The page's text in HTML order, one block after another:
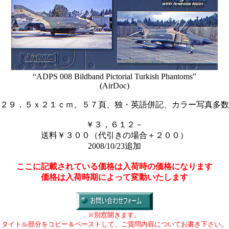
“ADPS 008 Bildband Pictorial Turkish Phantoms”
(AirDoc)
２９．５ｘ２１ｃｍ、５７頁、独・英語併記、カラー写真多数
￥３，６１２－
送料￥３００（代引きの場合＋２００）
2008/10/23追加
ここに記載されている価格は入荷時の価格になります
価格は入荷時期によって変動いたします
※別窓開きます。
タイトル部分をコピー＆ペーストして、ご質問内容についてお書き下さい。